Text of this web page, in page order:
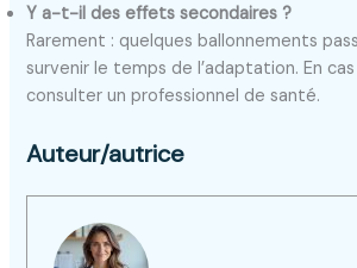
Y a-t-il des effets secondaires ?
Rarement : quelques ballonnements
survenir le temps de l’adaptation. En
consulter un professionnel de santé.
Auteur/autrice